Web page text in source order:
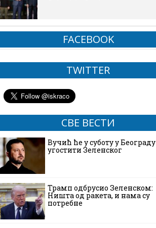
FACEBOOK
TWITTER
СВЕ ВЕСТИ
Вучић ће у суботу у Београду
угостити Зеленског
Трамп одбрусио Зеленском:
Ништа од ракета, и нама су
потребне